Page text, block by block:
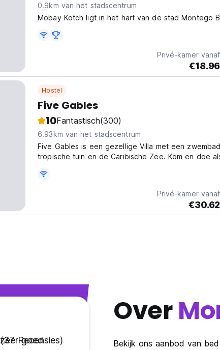
0.9km van het stadscentrum
Mobay Kotch ligt in het hart van de stad Montego
Privé-kamer vanaf
€18.96
Hostel
Five Gables
10Fantastisch(300)
6.93km van het stadscentrum
Five Gables is een gezellige Villa met een
tropische tuin en de Caribische Zee. Kom en doe
Privé-kamer vanaf
€30.62
zeer goed
(37 Recensies)
Over
Bekijk ons ​​aanbod van